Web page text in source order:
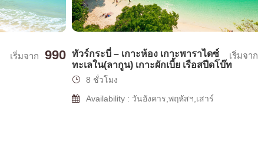
เริ่มจาก 990 ทัวร์กระบี่ – เกาะห้อง เกาะพาราไดซ์
ทะเลใน(ลากูน) เกาะผักเบี้ย เรือสปีดโบ๊ท
เริ่มจาก
8 ชั่วโมง
Availability : วันอังคาร,พฤหัสฯ,เสาร์